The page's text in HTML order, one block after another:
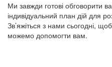
Ми завжди готові обговорити
індивідуальний план дій для
Зв’яжіться з нами сьогодні,
можемо допомогти вам.